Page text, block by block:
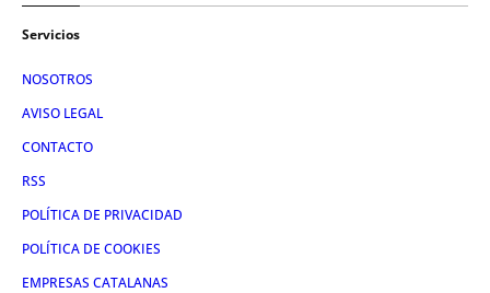
Servicios
NOSOTROS
AVISO LEGAL
CONTACTO
RSS
POLÍTICA DE PRIVACIDAD
POLÍTICA DE COOKIES
EMPRESAS CATALANAS